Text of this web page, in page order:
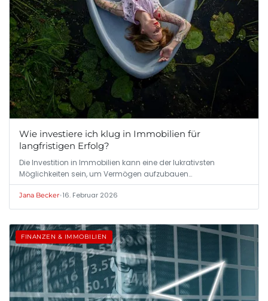
Wie investiere ich klug in Immobilien für
langfristigen Erfolg?
Die Investition in Immobilien kann eine der lukrativsten
Möglichkeiten sein, um Vermögen aufzubauen…
Jana Becker•16. Februar 2026
FINANZEN & IMMOBILIEN